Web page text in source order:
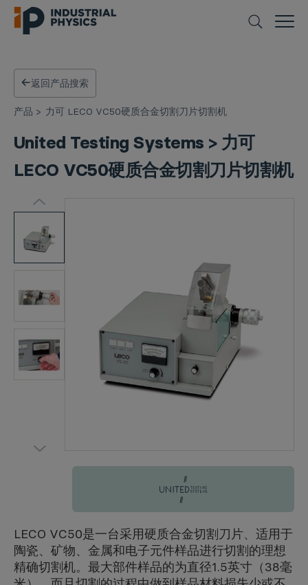
返回产品搜索
产品 > 力可 LECO VC50硬质合金切割刀片切割机
United Testing Systems > 力可
LECO VC50硬质合金切割刀片切割机
United Testing Systems
LECO VC50是一台采用硬质合金切割刀片、适用于
陶瓷、矿物、金属和电子元件样品进行切割的理想
精确切割机。最大部件样品的为直径1.5英寸（38毫